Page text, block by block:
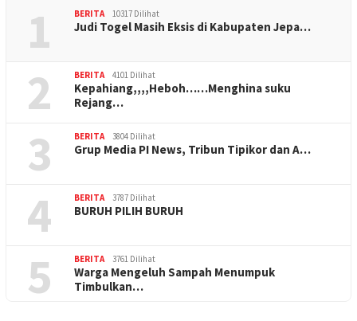
1 BERITA 10317 Dilihat
Judi Togel Masih Eksis di Kabupaten Jepa…
2 BERITA 4101 Dilihat
Kepahiang,,,,Heboh……Menghina suku
Rejang…
3 BERITA 3804 Dilihat
Grup Media PI News, Tribun Tipikor dan A…
4 BERITA 3787 Dilihat
BURUH PILIH BURUH
5 BERITA 3761 Dilihat
Warga Mengeluh Sampah Menumpuk
Timbulkan…